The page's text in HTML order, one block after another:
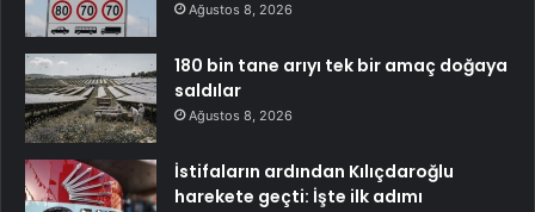
Ağustos 8, 2026
180 bin tane arıyı tek bir amaç doğaya
saldılar
Ağustos 8, 2026
İstifaların ardından Kılıçdaroğlu
harekete geçti: İşte ilk adımı